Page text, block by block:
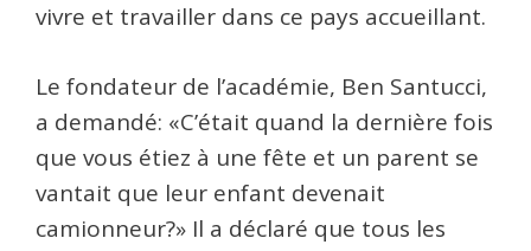
vivre et travailler dans ce pays accueillant.
Le fondateur de l’académie, Ben Santucci,
a demandé: «C’était quand la dernière fois
que vous étiez à une fête et un parent se
vantait que leur enfant devenait
camionneur?» Il a déclaré que tous les